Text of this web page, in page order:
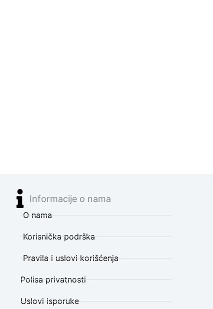
Informacije o nama
O nama
Korisnička podrška
Pravila i uslovi korišćenja
Polisa privatnosti
Uslovi isporuke